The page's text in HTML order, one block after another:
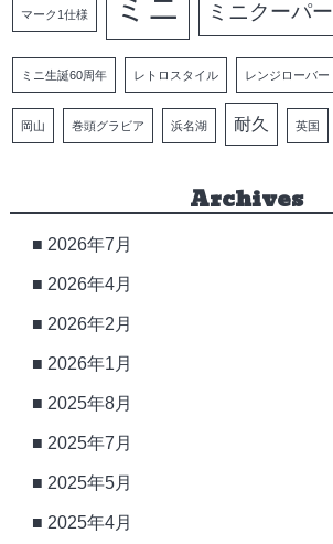
マーク1仕様 ミニクーパー
ミニ生誕60周年 レトロスタイル レンジローバー
岡山 巻頭グラビア 浜名湖 耐久 英国
Archives
2026年7月
2026年4月
2026年2月
2026年1月
2025年8月
2025年7月
2025年5月
2025年4月